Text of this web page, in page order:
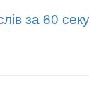
за 60